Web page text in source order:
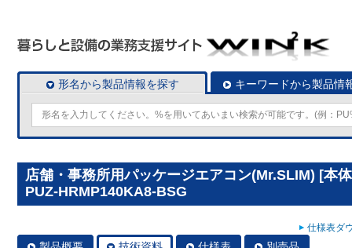
形名から製品情報を探す キーワードから製品情
店舗・事務所用パッケージエアコン(Mr.SLIM) [本
PUZ-HRMP140KA8-BSG
仕様表ダ